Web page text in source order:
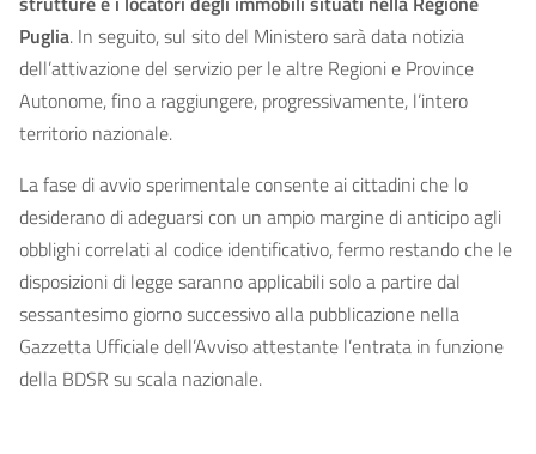
Puglia. In seguito, sul sito del Ministero sarà data notizia
dell’attivazione del servizio per le altre Regioni e Province
Autonome, fino a raggiungere, progressivamente, l’intero
territorio nazionale.
La fase di avvio sperimentale consente ai cittadini che lo
desiderano di adeguarsi con un ampio margine di anticipo agli
obblighi correlati al codice identificativo, fermo restando che le
disposizioni di legge saranno applicabili solo a partire dal
sessantesimo giorno successivo alla pubblicazione nella
Gazzetta Ufficiale dell’Avviso attestante l’entrata in funzione
della BDSR su scala nazionale.